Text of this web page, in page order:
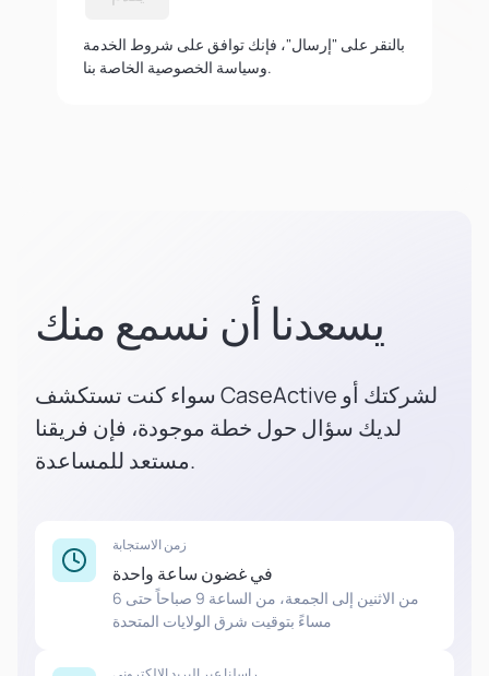
بالنقر على "إرسال"، فإنك توافق على شروط الخدمة
وسياسة الخصوصية الخاصة بنا.
يسعدنا أن نسمع منك
سواء كنت تستكشف CaseActive لشركتك أو
لديك سؤال حول خطة موجودة، فإن فريقنا
مستعد للمساعدة.
زمن الاستجابة
في غضون ساعة واحدة
من الاثنين إلى الجمعة، من الساعة 9 صباحاً حتى 6
مساءً بتوقيت شرق الولايات المتحدة